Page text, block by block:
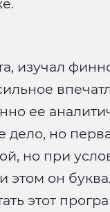
изучал
ее
дело, но
но при
этом он
этот